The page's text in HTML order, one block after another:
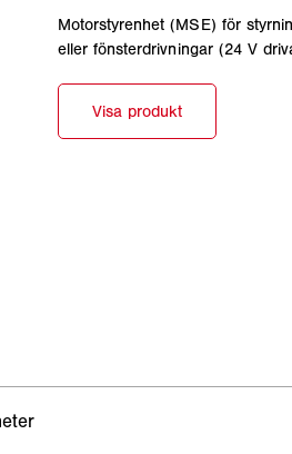
Motorstyrenhet (MSE) för
eller fönsterdrivningar (24 V